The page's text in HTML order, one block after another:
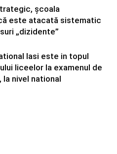
școala
este atacată sistematic
„dizidente”
Iasi este in topul
liceelor la examenul de
la nivel national